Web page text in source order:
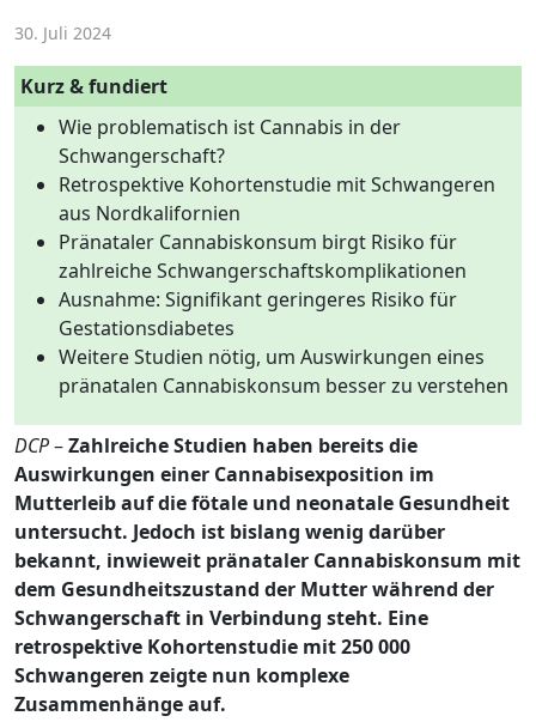
30. Juli 2024
Kurz & fundiert
Wie problematisch ist Cannabis in der
Schwangerschaft?
Retrospektive Kohortenstudie mit Schwangeren
aus Nordkalifornien
Pränataler Cannabiskonsum birgt Risiko für
zahlreiche Schwangerschaftskomplikationen
Ausnahme: Signifikant geringeres Risiko für
Gestationsdiabetes
Weitere Studien nötig, um Auswirkungen eines
pränatalen Cannabiskonsum besser zu verstehen
DCP–Zahlreiche Studien haben bereits die
Auswirkungen einer Cannabisexposition im
Mutterleib auf die fötale und neonatale Gesundheit
untersucht. Jedoch ist bislang wenig darüber
bekannt, inwieweit pränataler Cannabiskonsum mit
dem Gesundheitszustand der Mutter während der
Schwangerschaft in Verbindung steht. Eine
retrospektive Kohortenstudie mit 250 000
Schwangeren zeigte nun komplexe
Zusammenhänge auf.